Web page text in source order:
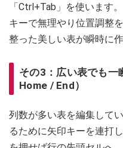
「Ctrl+Tab」を使います
キーで無理やり位置調整
整った美しい表が瞬時に作
その3：広い表でも
Home / End）
列数が多い表を編集して
るために矢印キーを連打